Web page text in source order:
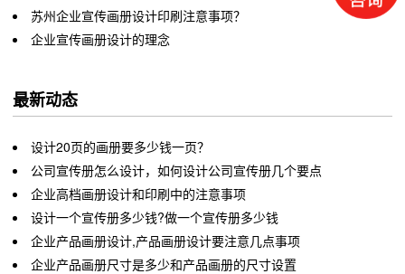
苏州企业宣传画册设计印刷注意事项？
企业宣传画册设计的理念
最新动态
设计20页的画册要多少钱一页？
公司宣传册怎么设计，如何设计公司宣传册几个要点
企业高档画册设计和印刷中的注意事项
设计一个宣传册多少钱?做一个宣传册多少钱
企业产品画册设计,产品画册设计要注意几点事项
企业产品画册尺寸是多少和产品画册的尺寸设置